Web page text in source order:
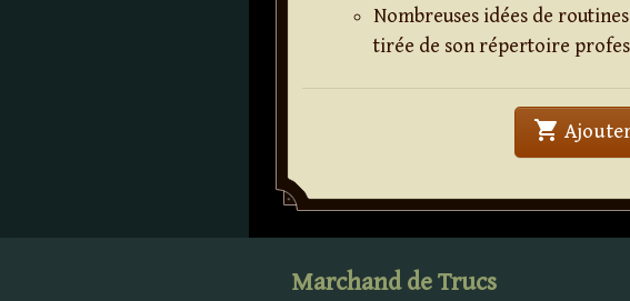
Nombreuses idées de
tirée de son répertoire
shopping_cart
Marchand de Trucs